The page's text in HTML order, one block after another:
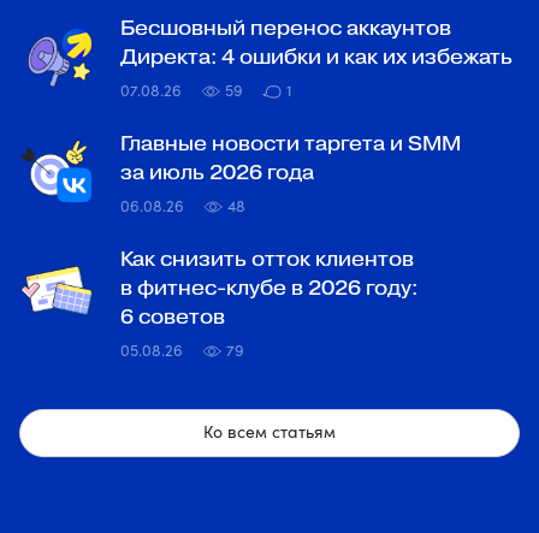
Бесшовный перенос аккаунтов
Директа: 4 ошибки и как их избежать
07.08.26 59 1
Главные новости таргета и SMM
за июль 2026 года
06.08.26 48
Как снизить отток клиентов
в фитнес-клубе в 2026 году:
6 советов
05.08.26 79
Ко всем статьям